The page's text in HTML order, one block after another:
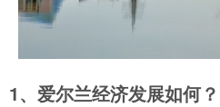
1、爱尔兰经济发展如何？